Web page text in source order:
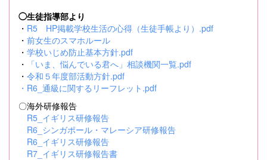
◯生徒指導部より
・ R5 HP掲載学校生活の心得（生徒手帳より）.pdf
・ 前女生のスマホルール
・ 学校いじめ防止基本方針.pdf
・
「いま、悩んでいる君へ」相談機関一覧.pdf
・ 令和５年度部活動方針.pdf
・ R6_通級に関するリーフレット.pdf
〇海外研修報告
R5_イギリス研修報告
R6_シンガポール・マレーシア研修報告
R6_イギリス研修報告
R7_イギリス研修報告書